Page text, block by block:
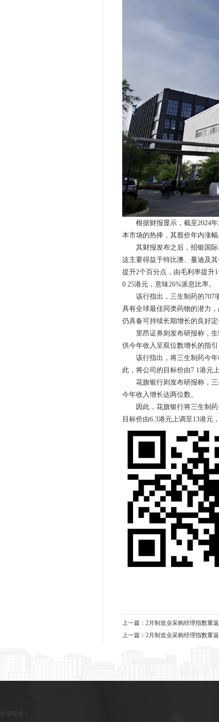
根据财报显示，截至2024年
本市场的热捧，其股价年内涨
其财报发布之后，招银国际
这主要得益于特比澳、蔓迪及
提升2个百分点，由毛利率提升
0.25港元，意味26%派息比率。
该行指出，三生制药的707项
具有全球最佳同类药物的潜力
仍具备可持续长期增长的良好
里昂证券则发布研报称，生
供今年收入呈双位数增长的指
该行指出，将三生制药今年
此，将公司的目标价由7.1港元
花旗银行则发布研报称，三
今年收入增长达两位数。
因此，花旗银行将三生制药
目标价由6.3港元上调至13港元
上一篇： 2月制造业采购经理指数重
上一篇： 2月制造业采购经理指数重
友情链接：